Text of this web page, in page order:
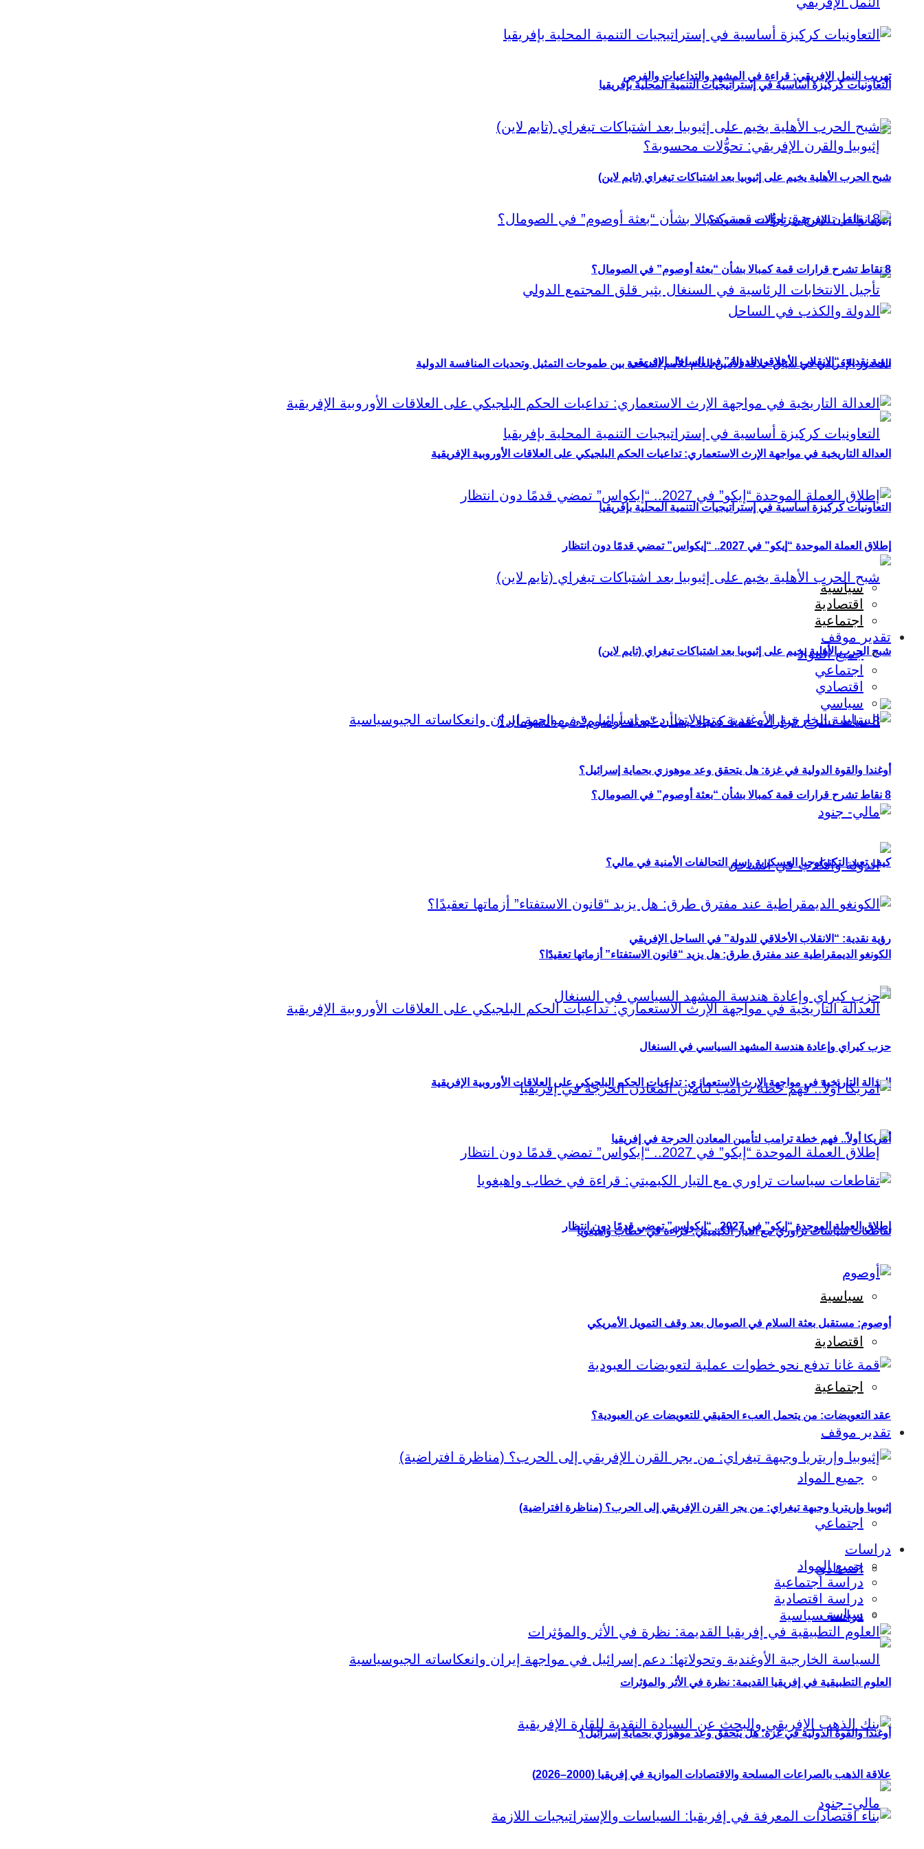
تهريب النمل الإفريقي: قراءة في المشهد والتداعيات والفرص
إثيوبيا والقرن الإفريقي: تحوُّلات محسوبة؟
الحضور الإفريقي في سباق خلافة الأمين العام للأمم المتحدة بين طموحات التمثيل وتحديات المنافسة الدولية
التعاونيات كركيزة أساسية في إستراتيجيات التنمية المحلية بإفريقيا
شبح الحرب الأهلية يخيم على إثيوبيا بعد اشتباكات تيغراي (تايم لاين)
8 نقاط تشرح قرارات قمة كمبالا بشأن “بعثة أوصوم” في الصومال؟
رؤية نقدية: “الانقلاب الأخلاقي للدولة” في الساحل الإفريقي
العدالة التاريخية في مواجهة الإرث الاستعماري: تداعيات الحكم البلجيكي على العلاقات الأوروبية الإفريقية
إطلاق العملة الموحدة “إيكو” في 2027.. “إيكواس” تمضي قدمًا دون انتظار
سياسية
اقتصادية
اجتماعية
تقدير موقف
جميع المواد
اجتماعي
اقتصادي
سياسي
أوغندا والقوة الدولية في غزة: هل يتحقق وعد موهوزي بحماية إسرائيل؟
التعاونيات كركيزة أساسية في إستراتيجيات التنمية المحلية بإفريقيا
شبح الحرب الأهلية يخيم على إثيوبيا بعد اشتباكات تيغراي (تايم لاين)
8 نقاط تشرح قرارات قمة كمبالا بشأن “بعثة أوصوم” في الصومال؟
رؤية نقدية: “الانقلاب الأخلاقي للدولة” في الساحل الإفريقي
العدالة التاريخية في مواجهة الإرث الاستعماري: تداعيات الحكم البلجيكي على العلاقات الأوروبية الإفريقية
إطلاق العملة الموحدة “إيكو” في 2027.. “إيكواس” تمضي قدمًا دون انتظار
سياسية
اقتصادية
اجتماعية
تقدير موقف
جميع المواد
اجتماعي
اقتصادي
سياسي
أوغندا والقوة الدولية في غزة: هل يتحقق وعد موهوزي بحماية إسرائيل؟
كيف تعيد التكنولوجيا العسكرية رسم التحالفات الأمنية في مالي؟
الكونغو الديمقراطية عند مفترق طرق: هل يزيد “قانون الاستفتاء” أزماتها تعقيدًا؟
حزب كيراي وإعادة هندسة المشهد السياسي في السنغال
أمريكا أولاً.. فهم خطة ترامب لتأمين المعادن الحرجة في إفريقيا
تقاطعات سياسات تراوري مع التيار الكيميتي: قراءة في خطاب واهيغويا
أوصوم: مستقبل بعثة السلام في الصومال بعد وقف التمويل الأمريكي
عقد التعويضات: من يتحمل العبء الحقيقي للتعويضات عن العبودية؟
إثيوبيا وإريتريا وجبهة تيغراي: من يجر القرن الإفريقي إلى الحرب؟ (مناظرة افتراضية)
دراسات
جميع المواد
دراسة اجتماعية
دراسة اقتصادية
دراسة سياسية
العلوم التطبيقية في إفريقيا القديمة: نظرة في الأثر والمؤثرات
علاقة الذهب بالصراعات المسلحة والاقتصادات الموازية في إفريقيا (2000–2026)